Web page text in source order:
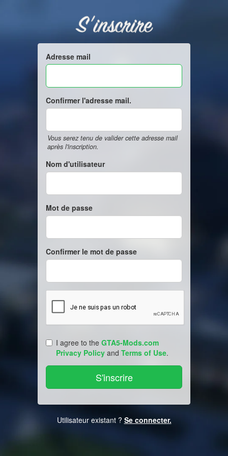
S'inscrire
Adresse mail
Confirmer l'adresse mail.
Vous serez tenu de valider cette adresse mail
après l'inscription.
Nom d'utilisateur
Mot de passe
Confirmer le mot de passe
I agree to the GTA5-Mods.com
Privacy Policy and Terms of Use.
Utilisateur existant ? Se connecter.